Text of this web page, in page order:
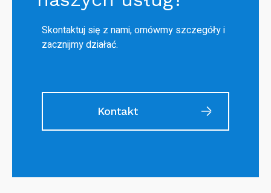
Skontaktuj się z nami, omówmy szczegóły i
zacznijmy działać.
Kontakt